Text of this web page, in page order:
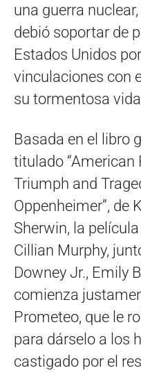
una guerra
debió soportar de
Estados Unidos
vinculaciones con
su tormentosa
Basada en el libro
titulado “American
Triumph and
Oppenheimer”, de
Sherwin, la
Cillian Murphy,
Downey Jr., Emily
comienza
Prometeo, que le
para dárselo a los
castigado por el